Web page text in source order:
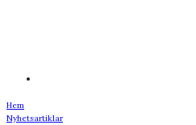
Hem
Nyhetsartiklar